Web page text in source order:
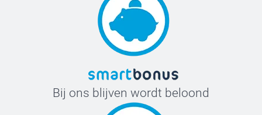
Bij ons blijven wordt beloond